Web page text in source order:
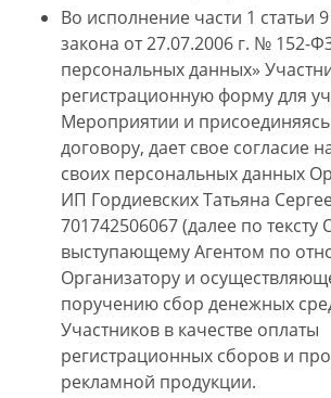
Во исполнение части 1 статьи
закона от 27.07.2006 г. № 152-
персональных данных»
регистрационную форму для
Мероприятии и
договору, дает свое согласие
своих персональных данных
ИП Гордиевских Татьяна
701742506067 (далее по тексту
выступающему Агентом по
Организатору и
поручению сбор денежных
Участников в качестве оплаты
регистрационных сборов и
рекламной продукции.